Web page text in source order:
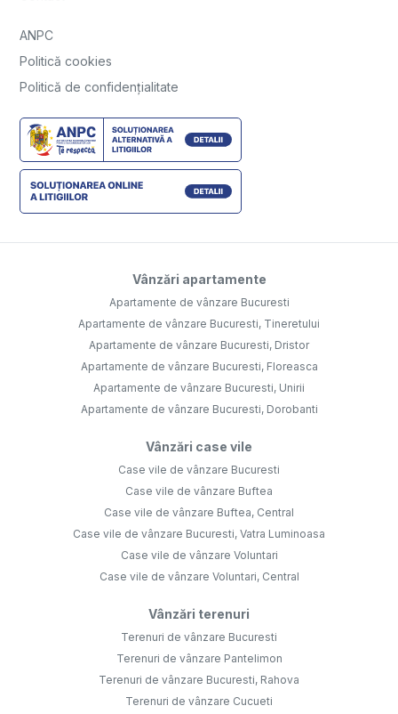
ANPC
Politică cookies
Politică de confidențialitate
Vânzări apartamente
Apartamente de vânzare Bucuresti
Apartamente de vânzare Bucuresti, Tineretului
Apartamente de vânzare Bucuresti, Dristor
Apartamente de vânzare Bucuresti, Floreasca
Apartamente de vânzare Bucuresti, Unirii
Apartamente de vânzare Bucuresti, Dorobanti
Vânzări case vile
Case vile de vânzare Bucuresti
Case vile de vânzare Buftea
Case vile de vânzare Buftea, Central
Case vile de vânzare Bucuresti, Vatra Luminoasa
Case vile de vânzare Voluntari
Case vile de vânzare Voluntari, Central
Vânzări terenuri
Terenuri de vânzare Bucuresti
Terenuri de vânzare Pantelimon
Terenuri de vânzare Bucuresti, Rahova
Terenuri de vânzare Cucueti